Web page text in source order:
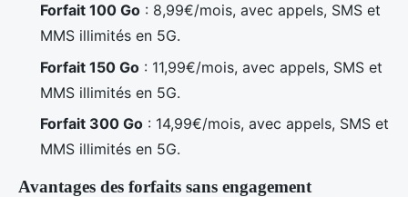
Forfait 100 Go : 8,99€/mois, avec appels, SMS et
MMS illimités en 5G.
Forfait 150 Go : 11,99€/mois, avec appels, SMS et
MMS illimités en 5G.
Forfait 300 Go : 14,99€/mois, avec appels, SMS et
MMS illimités en 5G.
Avantages des forfaits sans engagement